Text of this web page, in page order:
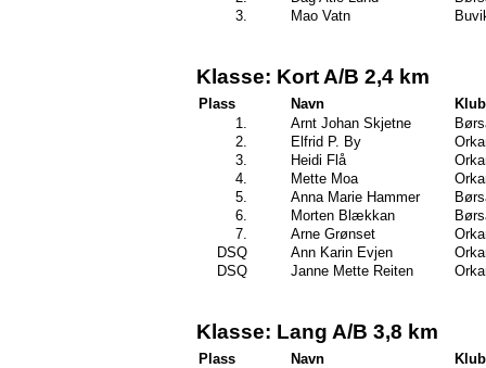
3.
Mao Vatn
Klasse: Kort A/B 2,4 km
Plass Navn
1.
Arnt Johan Skjetne
2.
Elfrid P. By
3.
Heidi Flå
4.
Mette Moa
5.
Anna Marie Hammer
6.
Morten Blækkan
7.
Arne Grønset
DSQ
Ann Karin Evjen
DSQ
Janne Mette Reiten
Klasse: Lang A/B 3,8 km
Plass Navn